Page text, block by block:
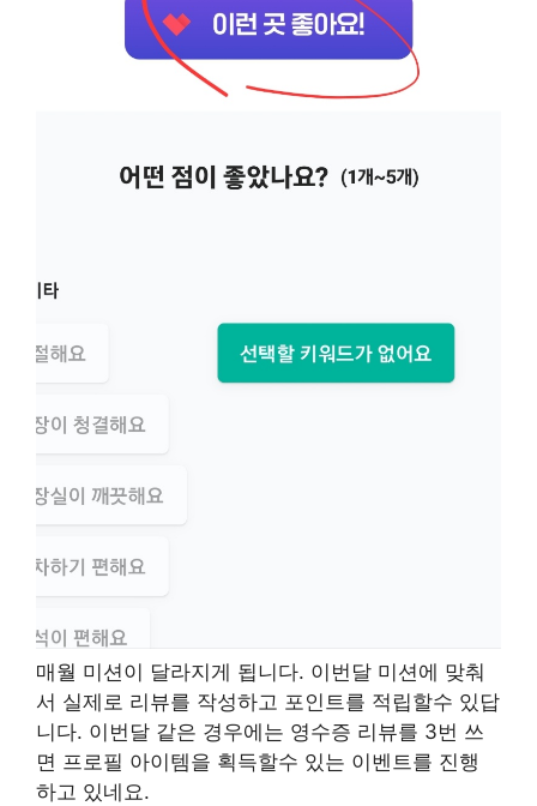
매월 미션이 달라지게 됩니다. 이번달 미션에 맞춰
서 실제로 리뷰를 작성하고 포인트를 적립할수 있답
니다. 이번달 같은 경우에는 영수증 리뷰를 3번 쓰
면 프로필 아이템을 획득할수 있는 이벤트를 진행
하고 있네요.